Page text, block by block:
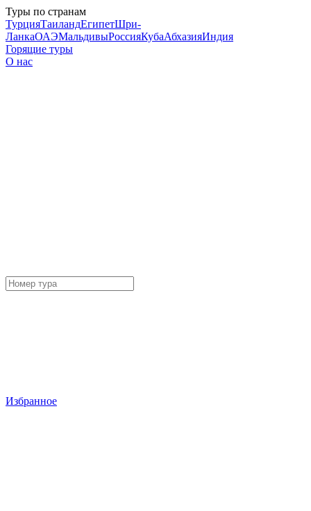
Туры по странам
ТурцияТаиландЕгипетШри-
ЛанкаОАЭМальдивыРоссияКубаАбхазияИндия
Горящие туры
О нас
Избранное